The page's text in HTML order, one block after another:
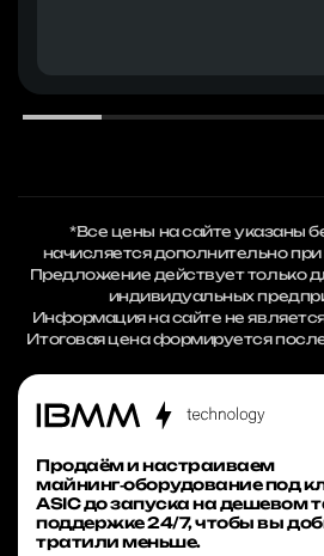
*Все цены на сайте указаны
начисляется дополнительно
Предложение действует только
индивидуальных
Информация на сайте не
Итоговая цена формируется
Продаём и настраиваем
майнинг‑оборудование под
ASIC до запуска на дешевом
поддержке 24/7, чтобы вы
тратили меньше.